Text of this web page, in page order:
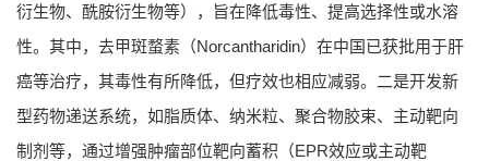
衍生物、酰胺衍生物等），旨在降低毒性、提高选择性或水溶
性。其中，去甲斑蝥素（Norcantharidin）在中国已获批用于肝
癌等治疗，其毒性有所降低，但疗效也相应减弱。二是开发新
型药物递送系统，如脂质体、纳米粒、聚合物胶束、主动靶向
制剂等，通过增强肿瘤部位靶向蓄积（EPR效应或主动靶